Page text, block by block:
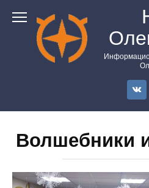
контенту
Волшебники